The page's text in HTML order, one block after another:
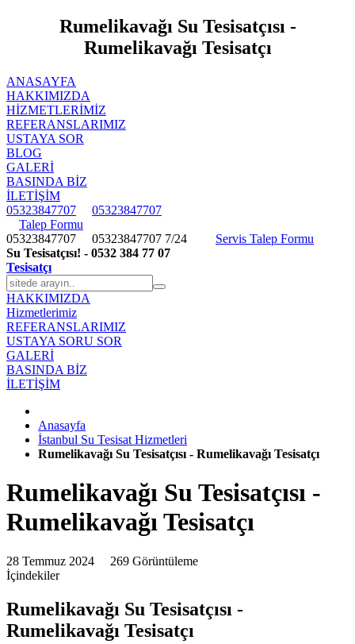
Rumelikavağı Su Tesisatçısı -
Rumelikavağı Tesisatçı
ANASAYFA
HAKKIMIZDA
HIZMETLERIMIZ
REFERANSLARIMIZ
USTAYA SOR
BLOG
GALERİ
BASINDA BİZ
İLETİŞİM
05323847707
05323847707
Talep Formu
05323847707 05323847707 7/24
Servis Talep Formu
Su Tesisatçısı! - 0532 384 77 07
Tesisatçı
HAKKIMIZDA
Hizmetlerimiz
REFERANSLARIMIZ
USTAYA SORU SOR
GALERİ
BASINDA BİZ
İLETİŞİM
Anasayfa
İstanbul Su Tesisat Hizmetleri
Rumelikavağı Su Tesisatçısı - Rumelikavağı Tesisatçı
Rumelikavağı Su Tesisatçısı -
Rumelikavağı Tesisatçı
28 Temmuz 2024 269 Görüntüleme
İçindekiler
Rumelikavağı Su Tesisatçısı -
Rumelikavağı Tesisatçı